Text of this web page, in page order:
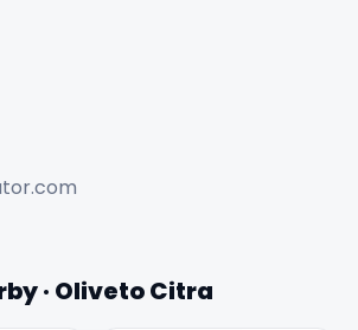
· Oliveto Citra